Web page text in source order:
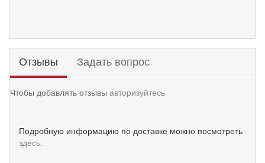
Отзывы Задать вопрос
Чтобы добавлять отзывы авторизуйтесь
Подробную информацию по доставке можно посмотреть
здесь.